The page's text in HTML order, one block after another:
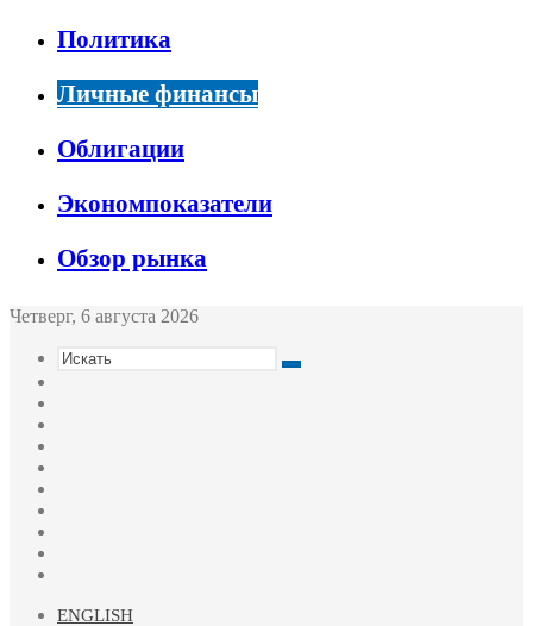
Политика
Личные финансы
Облигации
Экономпоказатели
Обзор рынка
Четверг, 6 августа 2026
Искать
ENGLISH